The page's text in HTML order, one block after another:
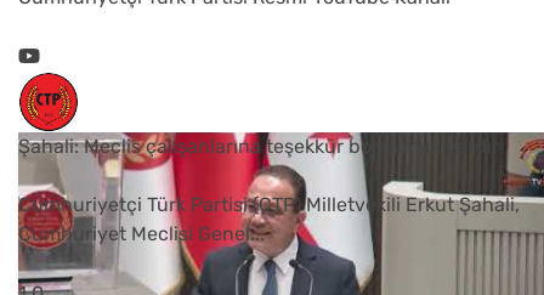
Şahali: Meclis çalışanlarına teşekkür borcumuz vardır
Cumhuriyetçi Türk Partisi (CTP) Milletvekili Erkut Şahali,
Cumhuriyet Meclisi Genel...